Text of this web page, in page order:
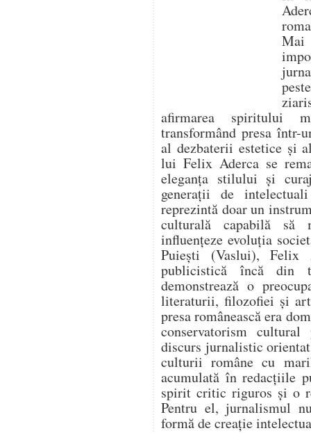
Mai
afirmarea spiritului
transformând presa
al dezbaterii estetice și
lui Felix Aderca se
eleganța stilului și
generații de
reprezintă doar un
culturală capabilă să
influențeze evoluția
Puiești (Vaslui), Felix
publicistică încă din
demonstrează o
literaturii, filozofiei și
presa românească era
conservatorism
discurs jurnalistic
culturii române cu
acumulată în redacțiile
spirit critic riguros și o
Pentru el, jurnalismul
formă de creație